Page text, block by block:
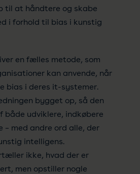
til at håndtere og skabe
i forhold til bias i kunstig
en fælles metode, som
kan anvende, når
bias i deres it-systemer.
bygget op, så den
både udviklere, indkøbere
– med andre ord alle, der
intelligens.
ikke, hvad der er
men opstiller nogle